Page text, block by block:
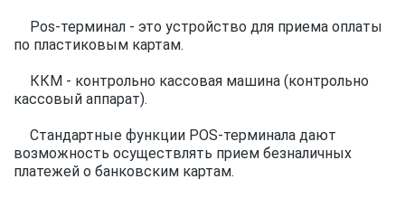
Pos-терминал - это устройство для приема оплаты
по пластиковым картам.
ККМ - контрольно кассовая машина (контрольно
кассовый аппарат).
Стандартные функции POS-терминала дают
возможность осуществлять прием безналичных
платежей о банковским картам.